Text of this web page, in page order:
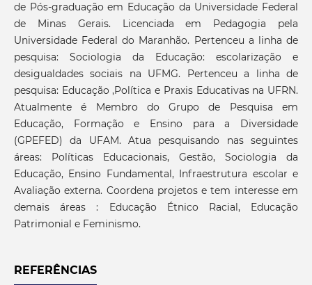
de Pós-graduação em Educação da Universidade Federal
de Minas Gerais. Licenciada em Pedagogia pela
Universidade Federal do Maranhão. Pertenceu a linha de
pesquisa: Sociologia da Educação: escolarização e
desigualdades sociais na UFMG. Pertenceu a linha de
pesquisa: Educação ,Política e Praxis Educativas na UFRN.
Atualmente é Membro do Grupo de Pesquisa em
Educação, Formação e Ensino para a Diversidade
(GPEFED) da UFAM. Atua pesquisando nas seguintes
áreas: Políticas Educacionais, Gestão, Sociologia da
Educação, Ensino Fundamental, Infraestrutura escolar e
Avaliação externa. Coordena projetos e tem interesse em
demais áreas : Educação Étnico Racial, Educação
Patrimonial e Feminismo.
REFERÊNCIAS